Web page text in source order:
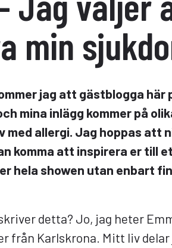
min
jag att gästblogga här
mina inlägg kommer på
med allergi. Jag hoppas att
komma att inspirera er till
hela showen utan enbart
detta? Jo, jag heter
från Karlskrona. Mitt liv delar